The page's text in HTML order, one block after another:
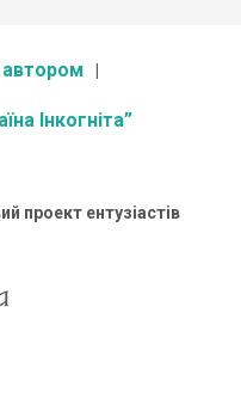
Інкогніта”
проект ентузіастів